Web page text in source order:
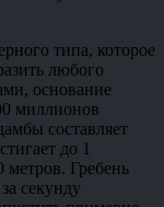
типа, которое
любого
основание
миллионов
составляет
до 1
метров. Гребень
секунду